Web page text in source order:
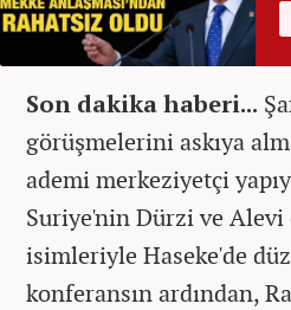
Son dakika haberi...
görüşmelerini askıya
ademi merkeziyetçi
Suriye'nin Dürzi ve Alevi
isimleriyle Haseke'de
konferansın ardından,